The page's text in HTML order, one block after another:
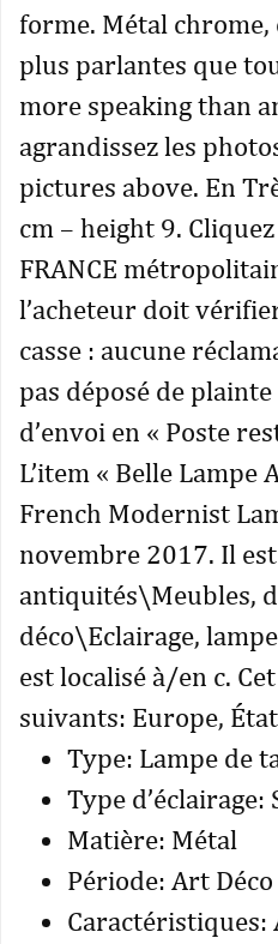
forme. Métal
plus parlantes que
more speaking than
agrandissez les
pictures above. En
cm – height 9.
FRANCE
l’acheteur doit
casse : aucune
pas déposé de
d’envoi en « Poste
L’item « Belle
French Modernist
novembre 2017. Il
antiquités\Meubles,
déco\Eclairage,
est localisé à/en c.
suivants: Europe,
Type: Lampe de
Type d’éclairage:
Matière: Métal
Période: Art Déco
Caractéristiques: